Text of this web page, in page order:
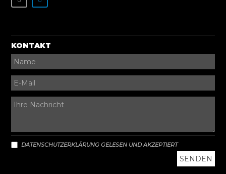
KONTAKT
DATENSCHUTZERKLÄRUNG GELESEN UND AKZEPTIERT